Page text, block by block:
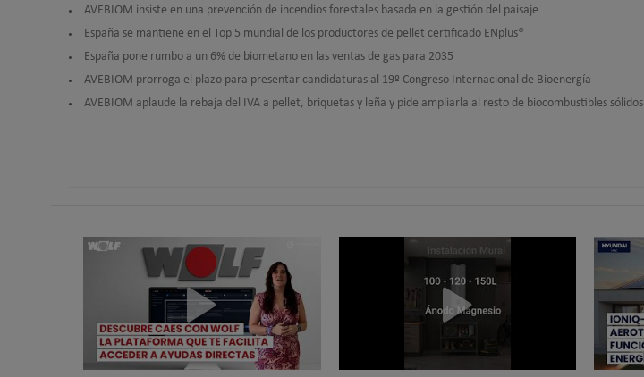
AVEBIOM insiste en una prevención de incendios forestales basada en la gestión del paisaje
España se mantiene en el Top 5 mundial de los productores de pellet certificado ENplus®
España pone rumbo a un 6% de biometano en las ventas de gas para 2035
AVEBIOM prorroga el plazo para presentar candidaturas al 19º Congreso Internacional de Bioenergía
AVEBIOM aplaude la rebaja del IVA a pellet, briquetas y leña y pide ampliarla al resto de biocombustibles sólidos